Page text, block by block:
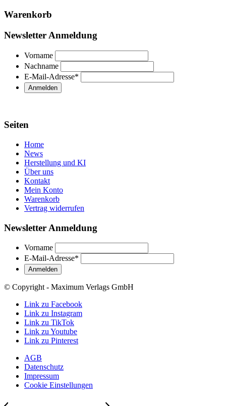
Warenkorb
Newsletter Anmeldung
Vorname
Nachname
E-Mail-Adresse*
Seiten
Home
News
Herstellung und KI
Über uns
Kontakt
Mein Konto
Warenkorb
Vertrag widerrufen
Newsletter Anmeldung
Vorname
E-Mail-Adresse*
© Copyright - Maximum Verlags GmbH
Link zu Facebook
Link zu Instagram
Link zu TikTok
Link zu Youtube
Link zu Pinterest
AGB
Datenschutz
Impressum
Cookie Einstellungen